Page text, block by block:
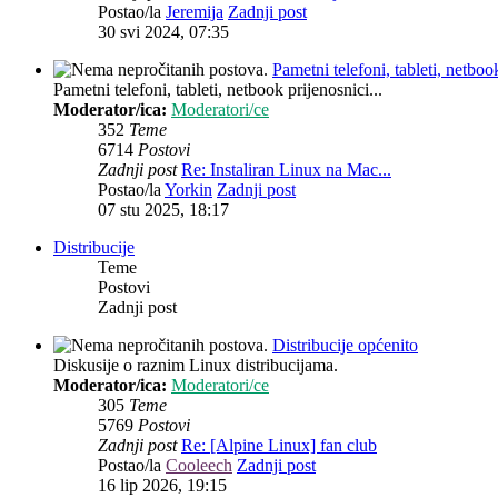
Postao/la Jeremija Zadnji post
30 svi 2024, 07:35
Pametni telefoni, tableti,
Pametni telefoni, tableti, netbook prijenosnici...
Moderator/ica: Moderatori/ce
352 Teme
6714 Postovi
Zadnji post Re: Instaliran Linux na Mac...
Postao/laYorkin Zadnji post
07 stu 2025, 18:17
Distribucije
Teme
Postovi
Zadnji post
Distribucije općenito
Diskusije o raznim Linux distribucijama.
Moderator/ica: Moderatori/ce
305 Teme
5769 Postovi
Zadnji post Re: [Alpine Linux] fan club
Postao/la Cooleech Zadnji post
16 lip 2026, 19:15